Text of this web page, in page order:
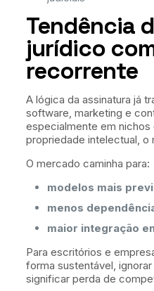
Tendência
jurídico
recorrente
A lógica da assinatura já
software, marketing e
especialmente em
propriedade intelectual, o
O mercado caminha para:
modelos mais
menos
maior integração
Para escritórios e
forma sustentável,
significar perda de